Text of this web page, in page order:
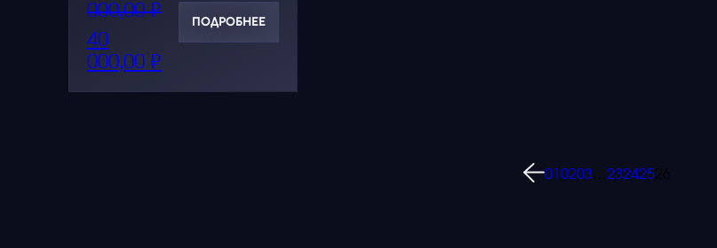
000,00₽
000,00 ₽.
40
000,00 ₽
000,00 ₽.
ПОДРОБНЕЕ
01 0203…23242526